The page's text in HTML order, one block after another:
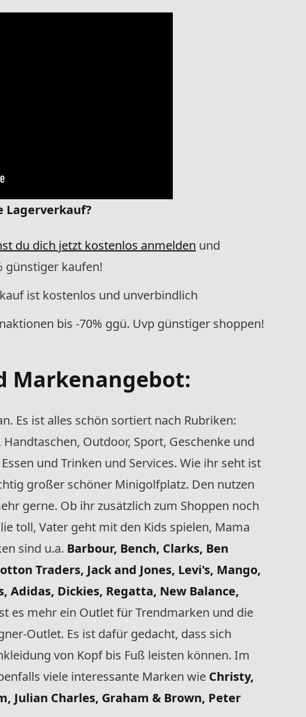
du dich jetzt kostenlos anmelden und
günstiger kaufen!
ist kostenlos und unverbindlich
bis -70% ggü. Uvp günstiger shoppen!
Markenangebot:
Es ist alles schön sortiert nach Rubriken:
Outdoor, Sport, Geschenke und
und Trinken und Services. Wie ihr seht ist
großer schöner Minigolfplatz. Den nutzen
gerne. Ob ihr zusätzlich zum Shoppen noch
toll, Vater geht mit den Kids spielen, Mama
sind u.a. Barbour, Bench, Clarks, Ben
Traders, Jack and Jones, Levi's, Mango,
Adidas, Dickies, Regatta, New Balance,
es mehr ein Outlet für Trendmarken und die
Outlet. Es ist dafür gedacht, dass sich
von Kopf bis Fuß leisten können. Im
viele interessante Marken wie Christy,
Julian Charles, Graham & Brown, Peter